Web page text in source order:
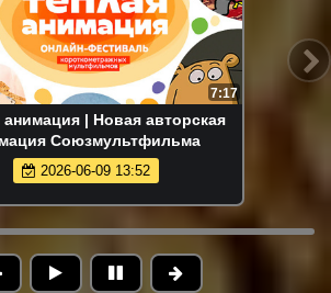
7:17
анимация | Новая авторская
Союзмультфильма
2026-06-09 13:52